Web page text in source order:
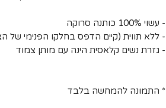
- עשוי 100% כותנה סרוקה
- ללא תווית (קיים הדפס בחלקו הפנימי של
- גזרת נשים קלאסית הינה עם מותן צמוד
* התמונה להמחשה בלבד